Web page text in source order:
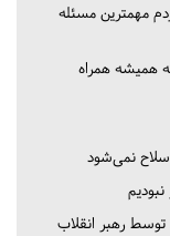
مهمترین مسئله
همیشه همراه
سلاح نمی‌شود
رهبر انقلاب